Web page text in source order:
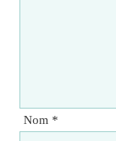
Nom *